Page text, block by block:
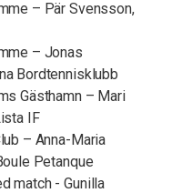
– Pär Svensson,
– Jonas
Bordtennisklubb
Gästhamn – Mari
IF
– Anna-Maria
Petanque
match - Gunilla